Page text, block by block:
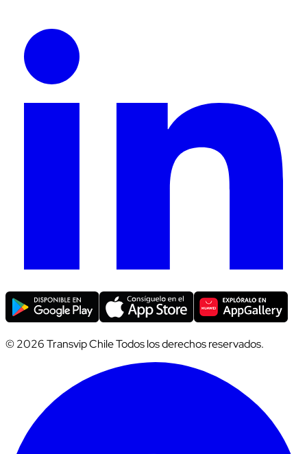
© 2026 Transvip Chile Todos los derechos reservados.